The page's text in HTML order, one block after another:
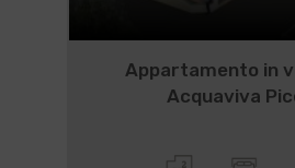
Appartamento in
Acquaviva